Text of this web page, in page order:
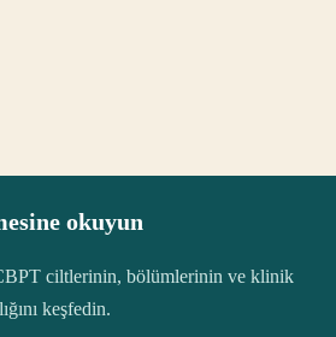
okuyun
ciltlerinin, bölümlerinin ve klinik
keşfedin.